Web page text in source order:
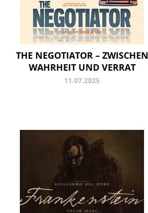
THE NEGOTIATOR – ZWISCHEN
WAHRHEIT UND VERRAT
11.07.2025